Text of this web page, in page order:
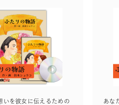
いを彼女に伝えるための
あな